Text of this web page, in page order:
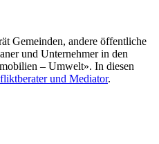
Gemeinden, andere öffentliche
und Unternehmer in den
– Umwelt». In diesen
und Mediator.